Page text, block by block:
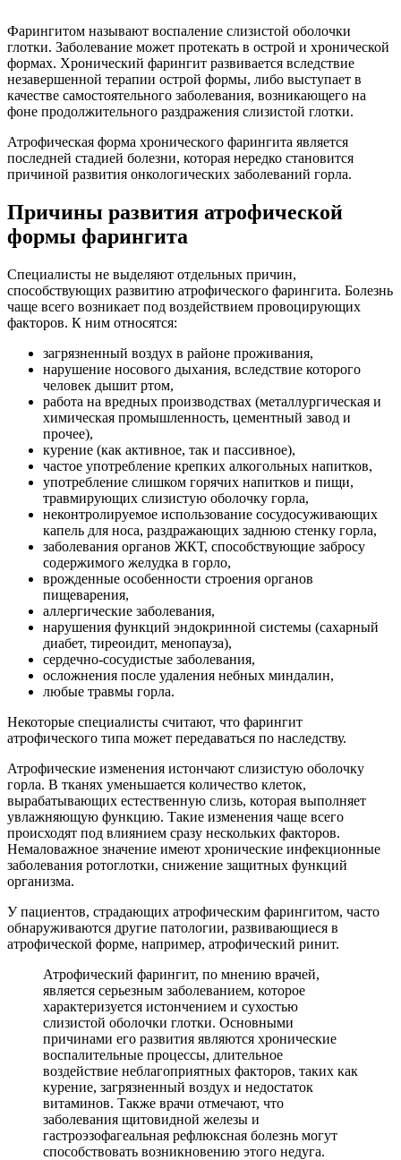
Фарингитом называют воспаление слизистой оболочки
глотки. Заболевание может протекать в острой и хронической
формах. Хронический фарингит развивается вследствие
незавершенной терапии острой формы, либо выступает в
качестве самостоятельного заболевания, возникающего на
фоне продолжительного раздражения слизистой глотки.
Атрофическая форма хронического фарингита является
последней стадией болезни, которая нередко становится
причиной развития онкологических заболеваний горла.
Причины развития атрофической
формы фарингита
Специалисты не выделяют отдельных причин,
способствующих развитию атрофического фарингита. Болезнь
чаще всего возникает под воздействием провоцирующих
факторов. К ним относятся:
загрязненный воздух в районе проживания,
нарушение носового дыхания, вследствие которого
человек дышит ртом,
работа на вредных производствах (металлургическая и
химическая промышленность, цементный завод и
прочее),
курение (как активное, так и пассивное),
частое употребление крепких алкогольных напитков,
употребление слишком горячих напитков и пищи,
травмирующих слизистую оболочку горла,
неконтролируемое использование сосудосуживающих
капель для носа, раздражающих заднюю стенку горла,
заболевания органов ЖКТ, способствующие забросу
содержимого желудка в горло,
врожденные особенности строения органов
пищеварения,
аллергические заболевания,
нарушения функций эндокринной системы (сахарный
диабет, тиреоидит, менопауза),
сердечно-сосудистые заболевания,
осложнения после удаления небных миндалин,
любые травмы горла.
Некоторые специалисты считают, что фарингит
атрофического типа может передаваться по наследству.
Атрофические изменения истончают слизистую оболочку
горла. В тканях уменьшается количество клеток,
вырабатывающих естественную слизь, которая выполняет
увлажняющую функцию. Такие изменения чаще всего
происходят под влиянием сразу нескольких факторов.
Немаловажное значение имеют хронические инфекционные
заболевания ротоглотки, снижение защитных функций
организма.
У пациентов, страдающих атрофическим фарингитом, часто
обнаруживаются другие патологии, развивающиеся в
атрофической форме, например, атрофический ринит.
Атрофический фарингит, по мнению врачей,
является серьезным заболеванием, которое
характеризуется истончением и сухостью
слизистой оболочки глотки. Основными
причинами его развития являются хронические
воспалительные процессы, длительное
воздействие неблагоприятных факторов, таких как
курение, загрязненный воздух и недостаток
витаминов. Также врачи отмечают, что
заболевания щитовидной железы и
гастроэзофагеальная рефлюксная болезнь могут
способствовать возникновению этого недуга.